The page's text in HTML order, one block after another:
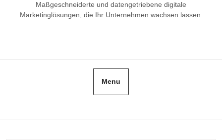
Maßgeschneiderte und datengetriebene digitale
Marketinglösungen, die Ihr Unternehmen wachsen lassen.
Menu